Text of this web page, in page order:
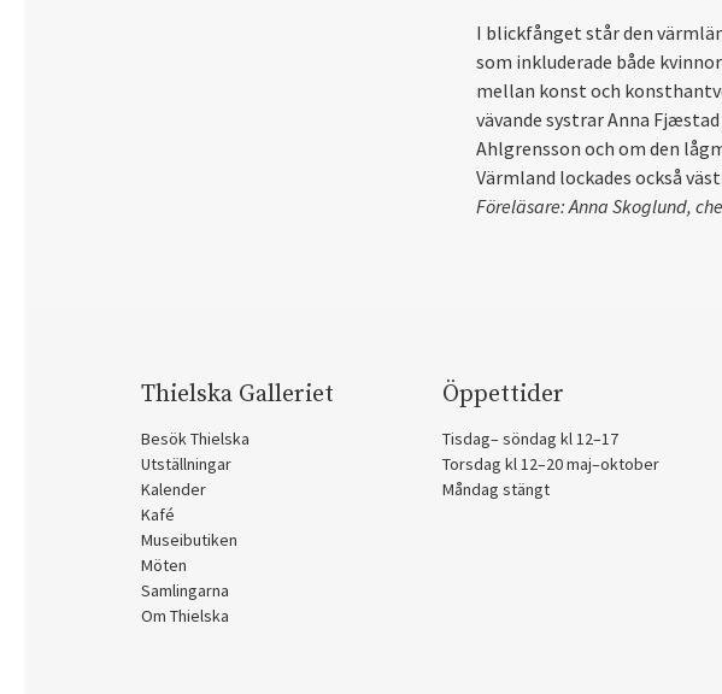
I blickfånget står den
som inkluderade både
mellan konst och
vävande systrar Anna
Ahlgrensson och om den
Värmland lockades också
Föreläsare: Anna Skoglund,
Thielska Galleriet
Besök Thielska
Utställningar
Kalender
Kafé
Museibutiken
Möten
Samlingarna
Om Thielska
Öppettider
Tisdag– söndag kl 12–17
Torsdag kl 12–20 maj–oktober
Måndag stängt